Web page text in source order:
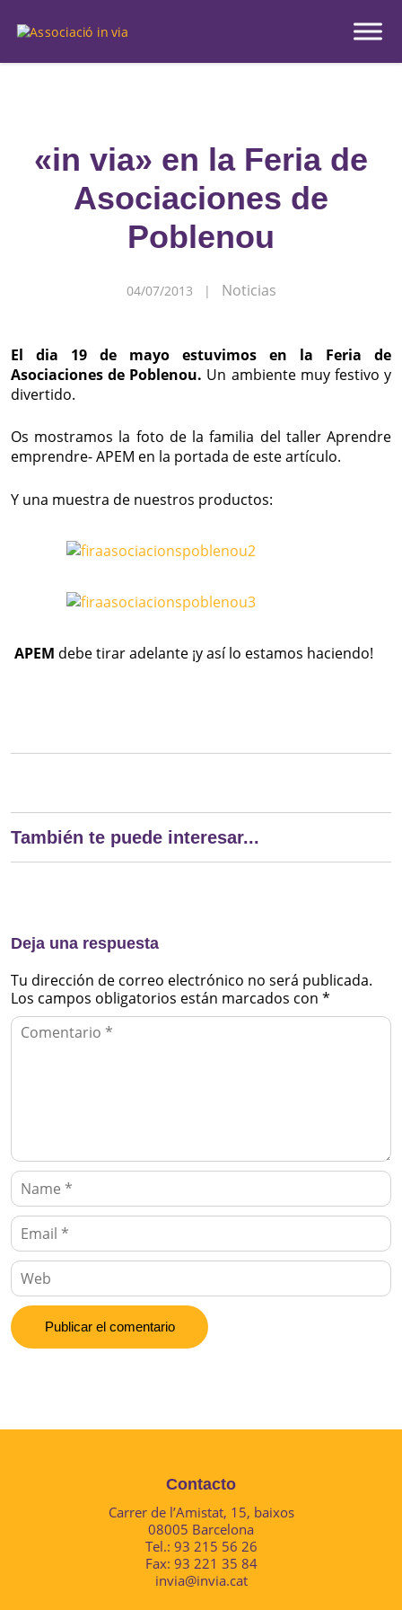
«in via» en la Feria de Asociaciones de Poblenou
«in via» en la Feria de
Asociaciones de
Poblenou
04/07/2013 | Noticias
El dia 19 de mayo estuvimos en la Feria de
Asociaciones de Poblenou. Un ambiente muy festivo y
divertido.
Os mostramos la foto de la familia del taller Aprendre
emprendre- APEM en la portada de este artículo.
Y una muestra de nuestros productos:
APEM debe tirar adelante ¡y así lo estamos haciendo!
También te puede interesar...
Deja una respuesta
Tu dirección de correo electrónico no será publicada.
Los campos obligatorios están marcados con *
Contacto
Carrer de l’Amistat, 15, baixos
08005 Barcelona
Tel.: 93 215 56 26
Fax: 93 221 35 84
invia@invia.cat